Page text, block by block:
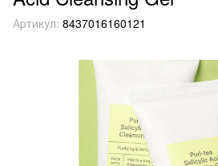
Артикул: 8437016160121